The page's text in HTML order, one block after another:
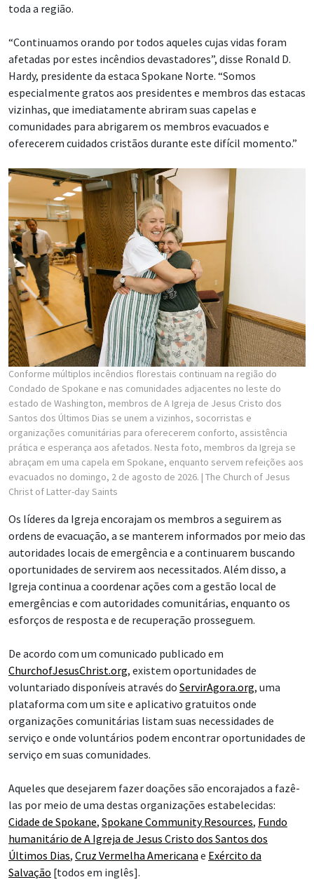
toda a região.
“Continuamos orando por todos aqueles cujas vidas foram
afetadas por estes incêndios devastadores”, disse Ronald D.
Hardy, presidente da estaca Spokane Norte. “Somos
especialmente gratos aos presidentes e membros das estacas
vizinhas, que imediatamente abriram suas capelas e
comunidades para abrigarem os membros evacuados e
oferecerem cuidados cristãos durante este difícil momento.”
Conforme múltiplos incêndios florestais continuam na região do
Condado de Spokane e nas comunidades adjacentes no leste do
estado de Washington, membros de A Igreja de Jesus Cristo dos
Santos dos Últimos Dias se unem a vizinhos, socorristas e
organizações comunitárias para oferecerem conforto, assistência
prática e esperança aos afetados. Nesta foto, membros da Igreja se
abraçam em uma capela em Spokane, enquanto servem refeições aos
evacuados no domingo, 2 de agosto de 2026. | The Church of Jesus
Christ of Latter-day Saints
Os líderes da Igreja encorajam os membros a seguirem as
ordens de evacuação, a se manterem informados por meio das
autoridades locais de emergência e a continuarem buscando
oportunidades de servirem aos necessitados. Além disso, a
Igreja continua a coordenar ações com a gestão local de
emergências e com autoridades comunitárias, enquanto os
esforços de resposta e de recuperação prosseguem.
De acordo com um comunicado publicado em
ChurchofJesusChrist.org, existem oportunidades de
voluntariado disponíveis através do ServirAgora.org, uma
plataforma com um site e aplicativo gratuitos onde
organizações comunitárias listam suas necessidades de
serviço e onde voluntários podem encontrar oportunidades de
serviço em suas comunidades.
Aqueles que desejarem fazer doações são encorajados a fazê-
las por meio de uma destas organizações estabelecidas:
Cidade de Spokane, Spokane Community Resources, Fundo
humanitário de A Igreja de Jesus Cristo dos Santos dos
Últimos Dias, Cruz Vermelha Americana e Exército da
Salvação [todos em inglês].